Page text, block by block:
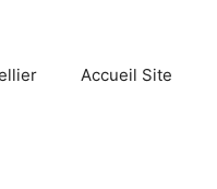
Accueil Site